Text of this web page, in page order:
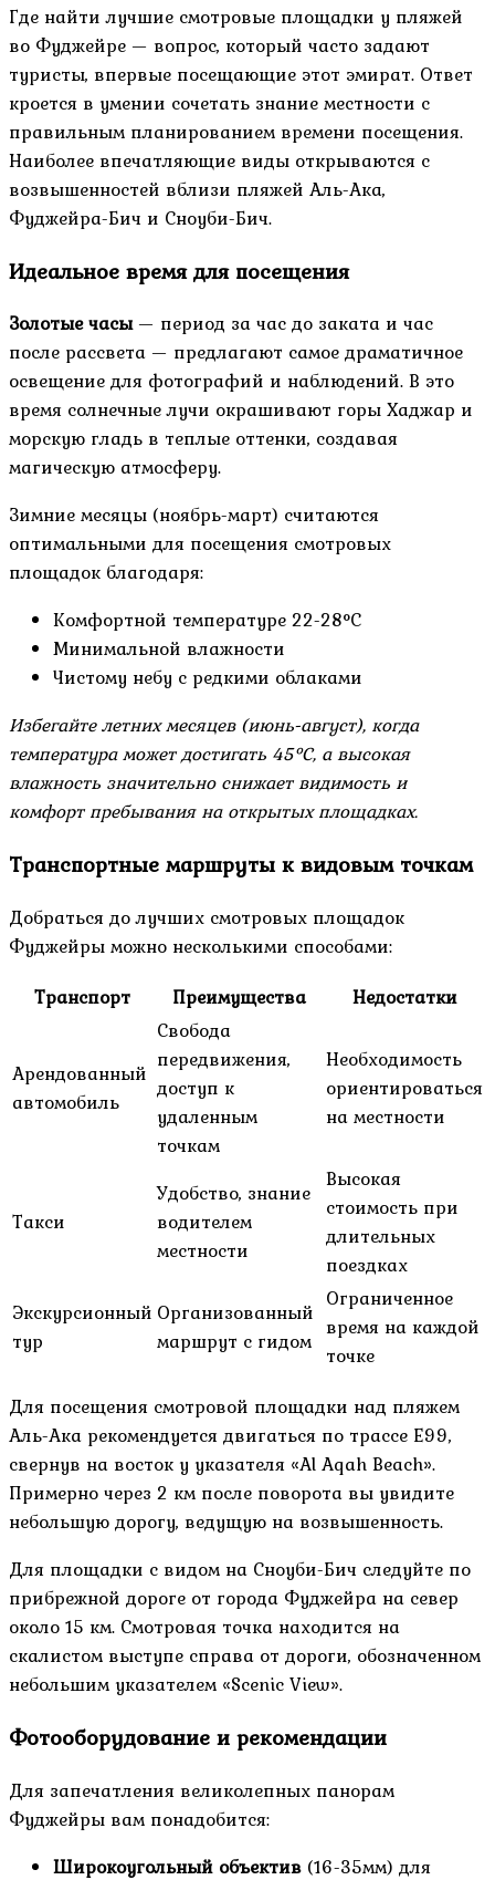
Где найти лучшие смотровые площадки у пляжей
во Фуджейре — вопрос, который часто задают
туристы, впервые посещающие этот эмират. Ответ
кроется в умении сочетать знание местности с
правильным планированием времени посещения.
Наиболее впечатляющие виды открываются с
возвышенностей вблизи пляжей Аль-Ака,
Фуджейра-Бич и Сноуби-Бич.
Идеальное время для посещения
Золотые часы— период за час до заката и час
после рассвета — предлагают самое драматичное
освещение для фотографий и наблюдений. В это
время солнечные лучи окрашивают горы Хаджар и
морскую гладь в теплые оттенки, создавая
магическую атмосферу.
Зимние месяцы (ноябрь-март) считаются
оптимальными для посещения смотровых
площадок благодаря:
Комфортной температуре 22-28°C
Минимальной влажности
Чистому небу с редкими облаками
Избегайте летних месяцев (июнь-август), когда
температура может достигать 45°C, а высокая
влажность значительно снижает видимость и
комфорт пребывания на открытых площадках.
Транспортные маршруты к видовым точкам
Добраться до лучших смотровых площадок
Фуджейры можно несколькими способами:
Транспорт
Преимущества Недостатки
Арендованный
автомобиль
Свобода
передвижения,
доступ к
удаленным
точкам
Необходимость
ориентироваться
на местности
Такси
Удобство, знание
водителем
местности
Высокая
стоимость при
длительных
поездках
Экскурсионный
тур
Организованный
маршрут с гидом
Ограниченное
время на каждой
точке
Для посещения смотровой площадки над пляжем
Аль-Ака рекомендуется двигаться по трассе E99,
свернув на восток у указателя «Al Aqah Beach».
Примерно через 2 км после поворота вы увидите
небольшую дорогу, ведущую на возвышенность.
Для площадки с видом на Сноуби-Бич следуйте по
прибрежной дороге от города Фуджейра на север
около 15 км. Смотровая точка находится на
скалистом выступе справа от дороги, обозначенном
небольшим указателем «Scenic View».
Фотооборудование и рекомендации
Для запечатления великолепных панорам
Фуджейры вам понадобится:
Широкоугольный объектив (16-35мм) для